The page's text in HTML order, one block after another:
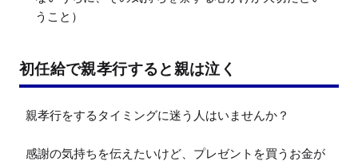
うこと）
初任給で親孝行すると親は泣く
親孝行をするタイミングに迷う人はいませんか？
感謝の気持ちを伝えたいけど、プレゼントを買うお金が